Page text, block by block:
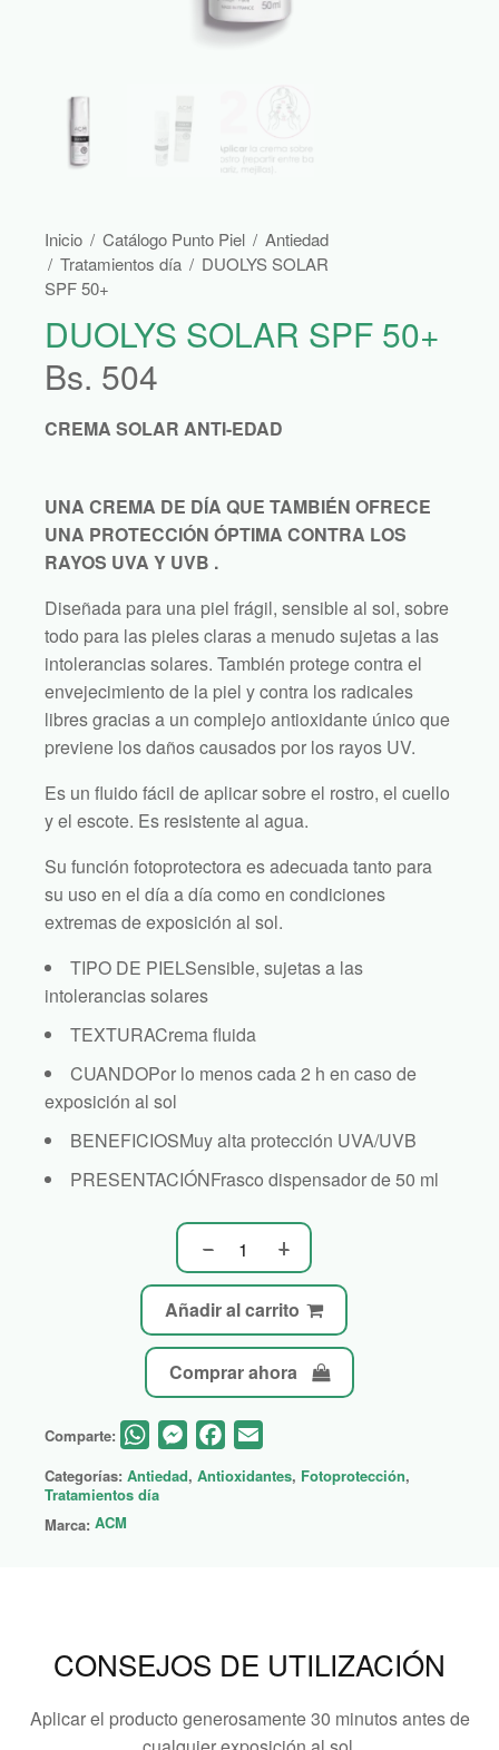
Inicio / Catálogo Punto Piel / Antiedad
/ Tratamientos día / DUOLYS SOLAR
SPF 50+
DUOLYS SOLAR SPF 50+
Bs. 504
CREMA SOLAR ANTI-EDAD
UNA CREMA DE DÍA QUE TAMBIÉN OFRECE
UNA PROTECCIÓN ÓPTIMA CONTRA LOS
RAYOS UVA Y UVB .
Diseñada para una piel frágil, sensible al sol, sobre
todo para las pieles claras a menudo sujetas a las
intolerancias solares. También protege contra el
envejecimiento de la piel y contra los radicales
libres gracias a un complejo antioxidante único que
previene los daños causados por los rayos UV.
Es un fluido fácil de aplicar sobre el rostro, el cuello
y el escote. Es resistente al agua.
Su función fotoprotectora es adecuada tanto para
su uso en el día a día como en condiciones
extremas de exposición al sol.
TIPO DE PIELSensible, sujetas a las
intolerancias solares
TEXTURACrema fluida
CUANDOPor lo menos cada 2 h en caso de
exposición al sol
BENEFICIOSMuy alta protección UVA/UVB
PRESENTACIÓNFrasco dispensador de 50 ml
Añadir al carrito
Comprar ahora
Comparte: WhatsAppMessengerFacebook
Categorías: Antiedad, Antioxidantes, Fotoprotección,
Tratamientos día
Marca: ACM
CONSEJOS DE UTILIZACIÓN
Aplicar el producto generosamente 30 minutos antes de